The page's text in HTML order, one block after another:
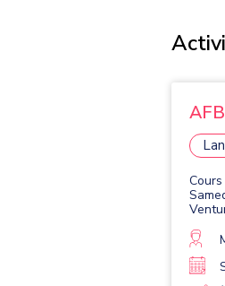
Cours